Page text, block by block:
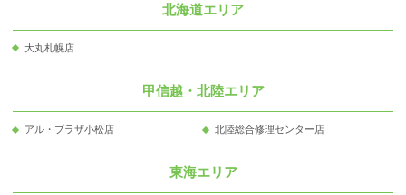
北海道エリア
大丸札幌店
甲信越・北陸エリア
アル・プラザ小松店 北陸総合修理センター店
東海エリア